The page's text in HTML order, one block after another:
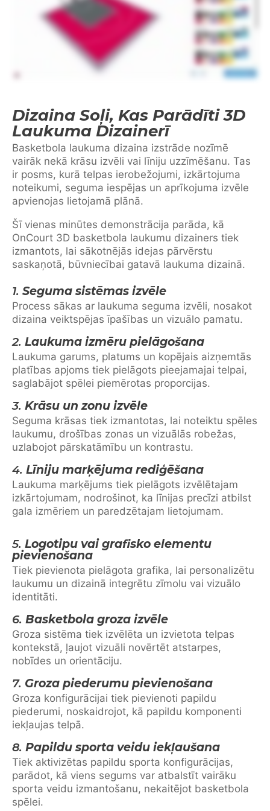
Dizaina Soļi, Kas Parādīti 3D
Laukuma Dizainerī
Basketbola laukuma dizaina izstrāde nozīmē
vairāk nekā krāsu izvēli vai līniju uzzīmēšanu. Tas
ir posms, kurā telpas ierobežojumi, izkārtojuma
noteikumi, seguma iespējas un aprīkojuma izvēle
apvienojas lietojamā plānā.
Šī vienas minūtes demonstrācija parāda, kā
OnCourt 3D basketbola laukumu dizainers tiek
izmantots, lai sākotnējās idejas pārvērstu
saskaņotā, būvniecībai gatavā laukuma dizainā.
1. Seguma sistēmas izvēle
Process sākas ar laukuma seguma izvēli, nosakot
dizaina veiktspējas īpašības un vizuālo pamatu.
2. Laukuma izmēru pielāgošana
Laukuma garums, platums un kopējais aizņemtās
platības apjoms tiek pielāgots pieejamajai telpai,
saglabājot spēlei piemērotas proporcijas.
3. Krāsu un zonu izvēle
Seguma krāsas tiek izmantotas, lai noteiktu spēles
laukumu, drošības zonas un vizuālās robežas,
uzlabojot pārskatāmību un kontrastu.
4. Līniju marķējuma rediģēšana
Laukuma marķējums tiek pielāgots izvēlētajam
izkārtojumam, nodrošinot, ka līnijas precīzi atbilst
gala izmēriem un paredzētajam lietojumam.
5. Logotipu vai grafisko elementu
pievienošana
Tiek pievienota pielāgota grafika, lai personalizētu
laukumu un dizainā integrētu zīmolu vai vizuālo
identitāti.
6. Basketbola groza izvēle
Groza sistēma tiek izvēlēta un izvietota telpas
kontekstā, ļaujot vizuāli novērtēt atstarpes,
nobīdes un orientāciju.
7. Groza piederumu pievienošana
Groza konfigurācijai tiek pievienoti papildu
piederumi, noskaidrojot, kā papildu komponenti
iekļaujas telpā.
8. Papildu sporta veidu iekļaušana
Tiek aktivizētas papildu sporta konfigurācijas,
parādot, kā viens segums var atbalstīt vairāku
sporta veidu izmantošanu, nekaitējot basketbola
spēlei.